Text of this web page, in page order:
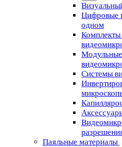
Цифровые
одном
Cистемы
Паяльные материалы